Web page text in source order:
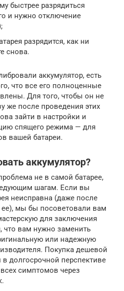
быстрее разрядиться
и нужно отключение
разрядится, как ни
снова.
аккумулятор, есть
что все его полноценные
Для того, чтобы он не
же после проведения этих
зайти в настройки и
спящего режима — для
вашей батареи.
аккумулятор?
не в самой батарее,
шагам. Если вы
неисправна (даже после
ее), мы бы посоветовали вам
для заключения
что вам нужно заменить
или надежную
Покупка дешевой
в долгосрочной перспективе
симптомов через